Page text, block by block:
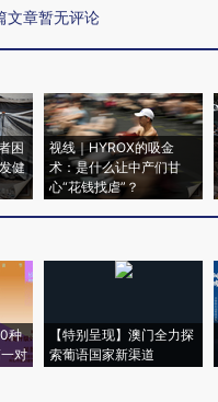
文章暂无评论
困
健
视线｜HYROX的吸金
术：是什么让中产们甘
心“花钱找虐”？
种
对
【特别呈现】澳门全力探
索葡语国家新渠道